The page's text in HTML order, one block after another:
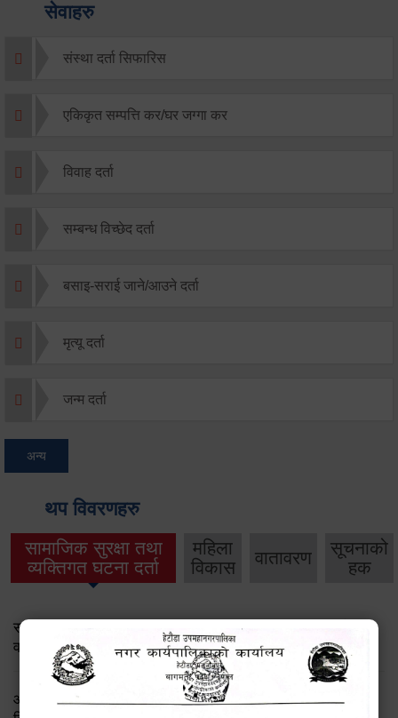
सेवाहरु
संस्था दर्ता सिफारिस
एकिकृत सम्पत्ति कर/घर जग्गा कर
विवाह दर्ता
सम्बन्ध विच्छेद दर्ता
बसाइ-सराई जाने/आउने दर्ता
मृत्यू दर्ता
जन्म दर्ता
अन्य
थप विवरणहरु
सामाजिक सुरक्षा तथा
व्यक्तिगत घटना दर्ता
महिला
विकास
वातावरण
सूचनाको
हक
सामाजिक सुरक्षा तथा पञ्जीकरण शाखा ( आ.व. २०८२/०८३ को
वार्षिक प्रगति प्रतिवेदन)
आ.व.२०८२।८३ को सामाजिक सुरक्षा भत्ता प्राप्त गर्ने लाभग्राहीको